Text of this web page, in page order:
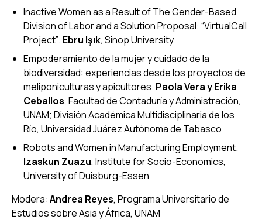
Inactive Women as a Result of The Gender-Based
Division of Labor and a Solution Proposal: “VirtualCall
Project”. Ebru Işık, Sinop University
Empoderamiento de la mujer y cuidado de la
biodiversidad: experiencias desde los proyectos de
meliponiculturas y apicultores. Paola Vera y Erika
Ceballos, Facultad de Contaduría y Administración,
UNAM; División Académica Multidisciplinaria de los
Río, Universidad Juárez Autónoma de Tabasco
Robots and Women in Manufacturing Employment.
Izaskun Zuazu, Institute for Socio-Economics,
University of Duisburg-Essen
Modera: Andrea Reyes, Programa Universitario de
Estudios sobre Asia y África, UNAM